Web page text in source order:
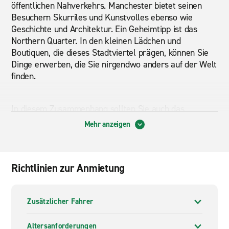
öffentlichen Nahverkehrs. Manchester bietet seinen
Besuchern Skurriles und Kunstvolles ebenso wie
Geschichte und Architektur. Ein Geheimtipp ist das
Northern Quarter. In den kleinen Lädchen und
Boutiquen, die dieses Stadtviertel prägen, können Sie
Dinge erwerben, die Sie nirgendwo anders auf der Welt
finden.
In diesem Zusammenhang sollten Sie auch das
Kaufhaus Afflecks besuchen. Hier finden sich viele
Designerstücke und entsprechend ausgefallene Sachen.
natürlich Restaurants, die ganz der asiatischen Kultur
Manchester Craft and Design Centre mit vielen
handgemachten Kunstwerken, die Sie dort erwerben
können. Etwas entspannter geht es außerhalb von
Mehr anzeigen
Richtlinien zur Anmietung
Zusätzlicher Fahrer
Altersanforderungen